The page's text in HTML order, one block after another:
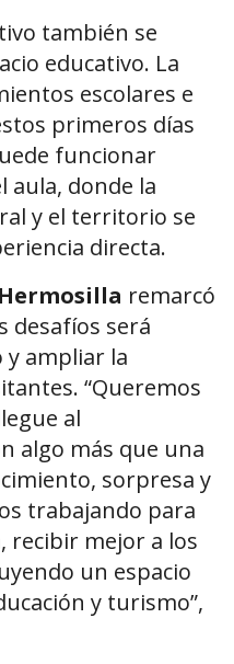
también se
educativo. La
escolares e
primeros días
funcionar
aula, donde la
y el territorio se
directa.
remarcó
desafíos será
y ampliar la
“Queremos
al
algo más que una
sorpresa y
trabajando para
recibir mejor a los
un espacio
y turismo”,